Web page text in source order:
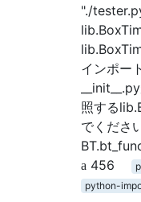
"./
インポー
照する
でくださ
456
python-